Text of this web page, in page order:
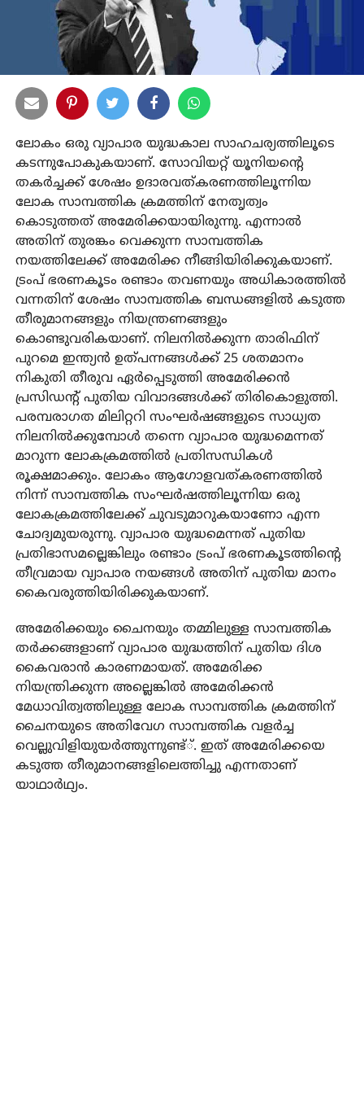
ലോകം ഒരു വ്യാപാര യുദ്ധകാല സാഹചര്യത്തിലൂടെ
കടന്നുപോകുകയാണ്. സോവിയറ്റ് യൂനിയന്റെ
തകര്‍ച്ചക്ക് ശേഷം ഉദാരവത്കരണത്തിലൂന്നിയ
ലോക സാമ്പത്തിക ക്രമത്തിന് നേതൃത്വം
കൊടുത്തത് അമേരിക്കയായിരുന്നു. എന്നാല്‍
അതിന് തുരങ്കം വെക്കുന്ന സാമ്പത്തിക
നയത്തിലേക്ക് അമേരിക്ക നീങ്ങിയിരിക്കുകയാണ്.
ട്രംപ് ഭരണകൂടം രണ്ടാം തവണയും അധികാരത്തില്‍
വന്നതിന് ശേഷം സാമ്പത്തിക ബന്ധങ്ങളില്‍ കടുത്ത
തീരുമാനങ്ങളും നിയന്ത്രണങ്ങളും
കൊണ്ടുവരികയാണ്. നിലനില്‍ക്കുന്ന താരിഫിന്
പുറമെ ഇന്ത്യന്‍ ഉത്പന്നങ്ങള്‍ക്ക് 25 ശതമാനം
നികുതി തീരുവ ഏര്‍പ്പെടുത്തി അമേരിക്കന്‍
പ്രസിഡന്റ് പുതിയ വിവാദങ്ങള്‍ക്ക് തിരികൊളുത്തി.
പരമ്പരാഗത മിലിറ്ററി സംഘര്‍ഷങ്ങളുടെ സാധ്യത
നിലനില്‍ക്കുമ്പോള്‍ തന്നെ വ്യാപാര യുദ്ധമെന്നത്
മാറുന്ന ലോകക്രമത്തില്‍ പ്രതിസന്ധികള്‍
രൂക്ഷമാക്കും. ലോകം ആഗോളവത്കരണത്തില്‍
നിന്ന് സാമ്പത്തിക സംഘര്‍ഷത്തിലൂന്നിയ ഒരു
ലോകക്രമത്തിലേക്ക് ചുവടുമാറുകയാണോ എന്ന
ചോദ്യമുയരുന്നു. വ്യാപാര യുദ്ധമെന്നത് പുതിയ
പ്രതിഭാസമല്ലെങ്കിലും രണ്ടാം ട്രംപ് ഭരണകൂടത്തിന്റെ
തീവ്രമായ വ്യാപാര നയങ്ങള്‍ അതിന് പുതിയ മാനം
കൈവരുത്തിയിരിക്കുകയാണ്.
അമേരിക്കയും ചൈനയും തമ്മിലുള്ള സാമ്പത്തിക
തര്‍ക്കങ്ങളാണ് വ്യാപാര യുദ്ധത്തിന് പുതിയ ദിശ
കൈവരാന്‍ കാരണമായത്. അമേരിക്ക
നിയന്ത്രിക്കുന്ന അല്ലെങ്കില്‍ അമേരിക്കന്‍
മേധാവിത്വത്തിലുള്ള ലോക സാമ്പത്തിക ക്രമത്തിന്
ചൈനയുടെ അതിവേഗ സാമ്പത്തിക വളര്‍ച്ച
വെല്ലുവിളിയുയര്‍ത്തുന്നുണ്ട്്. ഇത് അമേരിക്കയെ
കടുത്ത തീരുമാനങ്ങളിലെത്തിച്ചു എന്നതാണ്
യാഥാര്‍ഥ്യം.